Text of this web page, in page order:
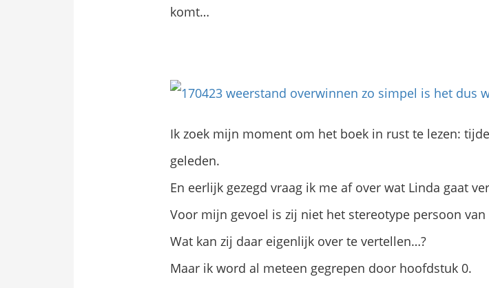
komt…
Ik zoek mijn moment om het boek in rust te lezen:
geleden.
En eerlijk gezegd vraag ik me af over wat Linda gaat
Voor mijn gevoel is zij niet het stereotype persoon
Wat kan zij daar eigenlijk over te vertellen…?
Maar ik word al meteen gegrepen door hoofdstuk 0.